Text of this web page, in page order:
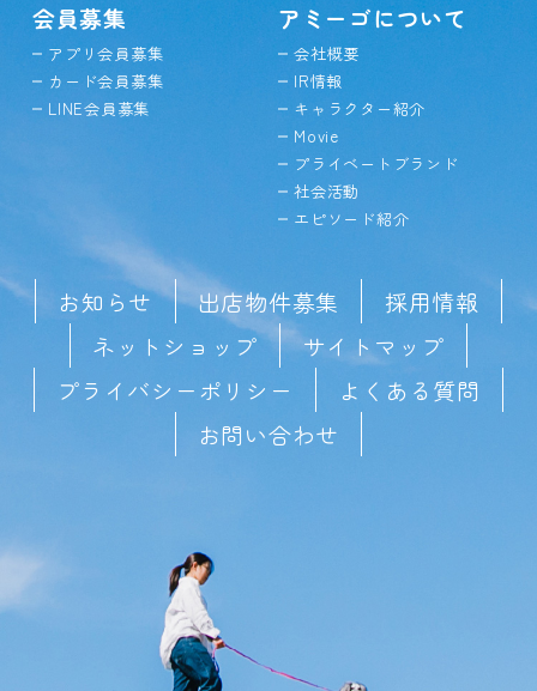
会員募集
アプリ会員募集
カード会員募集
LINE会員募集
アミーゴについて
会社概要
IR情報
キャラクター紹介
Movie
プライベートブランド
社会活動
エピソード紹介
お知らせ 出店物件募集
採用情報
ネットショップ
サイトマップ
プライバシーポリシー
よくある質問
お問い合わせ